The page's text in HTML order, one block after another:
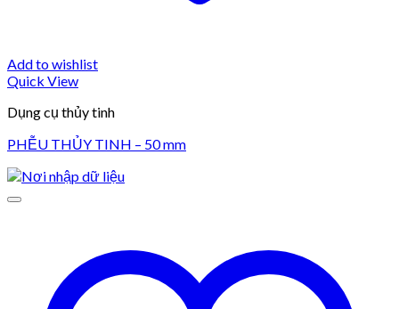
Add to wishlist
Quick View
Dụng cụ thủy tinh
PHỄU THỦY TINH – 50 mm